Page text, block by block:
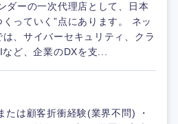
ダーの一次代理店として、日本
っていく”点にあります。 ネッ
は、サイバーセキュリティ、クラ
ど、企業のDXを支...
たは顧客折衝経験(業界不問) ・